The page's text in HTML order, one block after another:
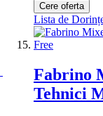
Cere oferta
Lista de
Fabrino
Tehnici